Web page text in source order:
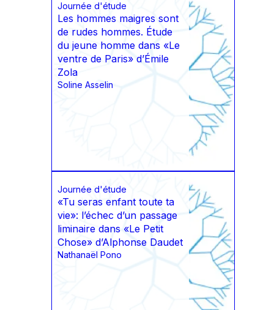
Journée d'étude
Les hommes maigres sont
de rudes hommes. Étude
du jeune homme dans «Le
ventre de Paris» d’Émile
Zola
Soline Asselin
Journée d'étude
«Tu seras enfant toute ta
vie»: l’échec d’un passage
liminaire dans «Le Petit
Chose» d’Alphonse Daudet
Nathanaël Pono